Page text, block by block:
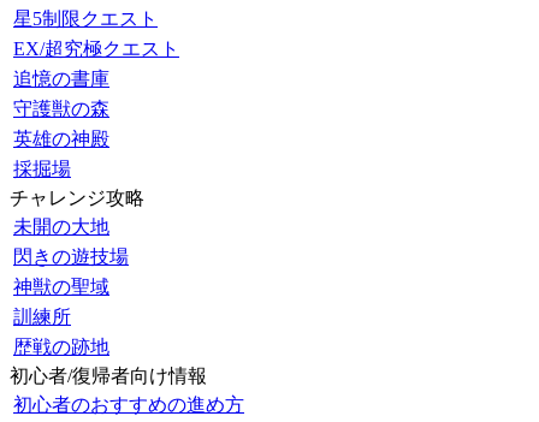
星5制限クエスト
EX/超究極クエスト
追憶の書庫
守護獣の森
英雄の神殿
採掘場
チャレンジ攻略
未開の大地
閃きの遊技場
神獣の聖域
訓練所
歴戦の跡地
初心者/復帰者向け情報
初心者のおすすめの進め方